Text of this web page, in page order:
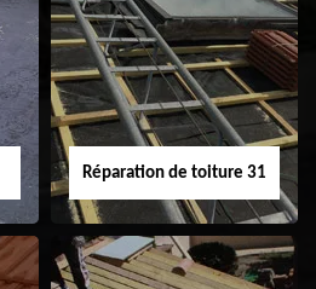
Nettoyage
demoussage de
toiture 31
Réparation de toiture 31